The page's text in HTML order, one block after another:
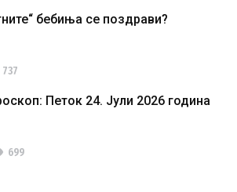
бебиња се поздрави?
737
Петок 24. Јули 2026 година
699